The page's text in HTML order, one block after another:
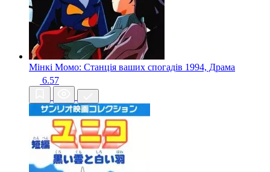
Мінкі Момо: Станція ваших спогадів 1994, Драма
6.57